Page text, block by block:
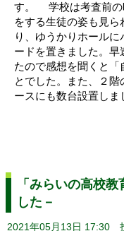
す。 学校は考査前の
をする生徒の姿も見
り、ゆうかりホール
ードを置きました。
たので感想を聞くと「
とでした。また、２
ースにも数台設置しま
「みらいの高校
した－
2021年05月13日 17:30